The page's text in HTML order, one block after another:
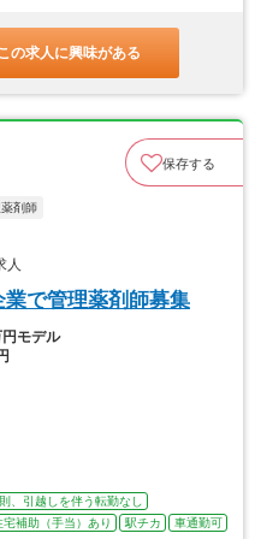
の求人に興味がある
保存する
剤師
人
業で管理薬剤師募集
円モデル
、引越しを伴う転勤なし
宅補助（手当）あり 駅チカ
車通勤可